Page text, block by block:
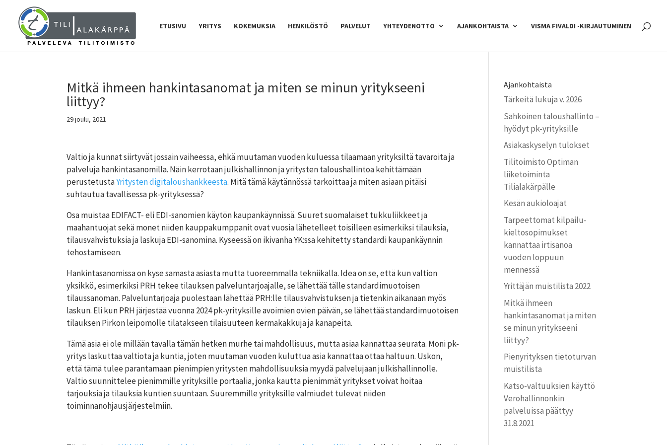
ETUSIVU YRITYS KOKEMUKSIA HENKILÖSTÖ PALVELUT YHTEYDENOTTO AJANKOHTAISTA VISMA FIVALDI -KIRJAUTUMINEN
Mitkä ihmeen hankintasanomat ja miten se minun yritykseeni
liittyy?
29 joulu, 2021
Valtio ja kunnat siirtyvät jossain vaiheessa, ehkä muutaman vuoden kuluessa tilaamaan yrityksiltä tavaroita ja
palveluja hankintasanomilla. Näin kerrotaan julkishallinnon ja yritysten taloushallintoa kehittämään
perustetustaYritysten digitaloushankkeesta. Mitä tämä käytännössä tarkoittaa ja miten asiaan pitäisi
suhtautua tavallisessa pk-yrityksessä?
Osa muistaa EDIFACT- eli EDI-sanomien käytön kaupankäynnissä. Suuret suomalaiset tukkuliikkeet ja
maahantuojat sekä monet niiden kauppakumppanit ovat vuosia lähetelleet toisilleen esimerkiksi tilauksia,
tilausvahvistuksia ja laskuja EDI-sanomina. Kyseessä on ikivanha YK:ssa kehitetty standardi kaupankäynnin
tehostamiseen.
Hankintasanomissa on kyse samasta asiasta mutta tuoreemmalla tekniikalla. Idea on se, että kun valtion
yksikkö, esimerkiksi PRH tekee tilauksen palveluntarjoajalle, se lähettää tälle standardimuotoisen
tilaussanoman. Palveluntarjoaja puolestaan lähettää PRH:lle tilausvahvistuksen ja tietenkin aikanaan myös
laskun. Eli kun PRH järjestää vuonna 2024 pk-yrityksille avoimien ovien päivän, se lähettää standardimuotoisen
tilauksen Pirkon leipomolle tilatakseen tilaisuuteen kermakakkuja ja kanapeita.
Tämä asia ei ole millään tavalla tämän hetken murhe tai mahdollisuus, mutta asiaa kannattaa seurata. Moni pk-
yritys laskuttaa valtiota ja kuntia, joten muutaman vuoden kuluttua asia kannattaa ottaa haltuun. Uskon,
että tämä tulee parantamaan pienimpien yritysten mahdollisuuksia myydä palvelujaan julkishallinnolle.
Valtio suunnittelee pienimmille yrityksille portaalia, jonka kautta pienimmät yritykset voivat hoitaa
tarjouksia ja tilauksia kuntien suuntaan. Suuremmille yrityksille valmiudet tulevat niiden
toiminnanohjausjärjestelmiin.
Ajankohtaista
Tärkeitä lukuja v. 2026
Sähköinen taloushallinto –
hyödyt pk-yrityksille
Asiakaskyselyn tulokset
Tilitoimisto Optiman
liiketoiminta
Tilialakärpälle
Kesän aukioloajat
Tarpeettomat kilpailu­
kielto­sopimukset
kannattaa irtisanoa
vuoden loppuun
mennessä
Yrittäjän muistilista 2022
Mitkä ihmeen
hankintasanomat ja miten
se minun yritykseeni
liittyy?
Pienyrityksen tietoturvan
muistilista
Katso-valtuuksien käyttö
Verohallinnonkin
palveluissa päättyy
31.8.2021